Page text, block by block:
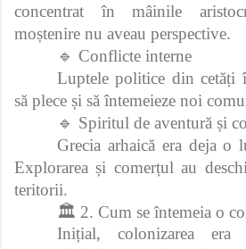
concentrat în mâinile
moștenire nu aveau perspective.
🔹 Conflicte interne
Luptele politice din
să plece și să întemeieze noi
🔹 Spiritul de aventură și
Grecia arhaică era deja o
Explorarea și comerțul au
teritorii.
🏛 2. Cum se întemeia o
Inițial, colonizarea era